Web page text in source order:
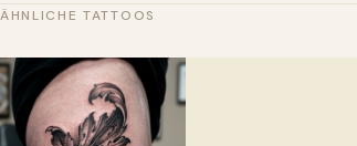
ÄHNLICHE TATTOOS